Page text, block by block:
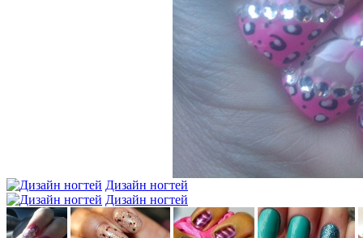
Дизайн ногтей
Дизайн ногтей